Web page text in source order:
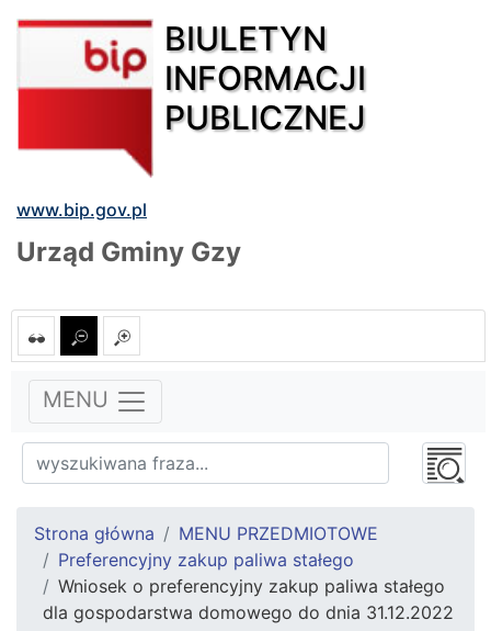
BIULETYN
INFORMACJI
PUBLICZNEJ
www.bip.gov.pl
Urząd Gminy Gzy
MENU
Strona główna
MENU PRZEDMIOTOWE
Preferencyjny zakup paliwa stałego
Wniosek o preferencyjny zakup paliwa stałego
dla gospodarstwa domowego do dnia 31.12.2022